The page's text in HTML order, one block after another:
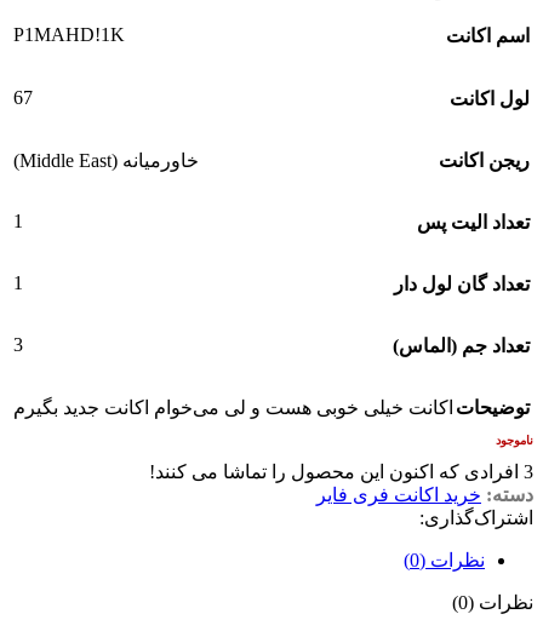
اسم اکانت P1ㅤMAHD!ㅤ1K
لول اکانت 67
ریجن اکانت خاورمیانه (Middle East)
تعداد الیت پس 1
تعداد گان لول دار 1
تعداد جم (الماس) 3
توضیحات اکانت خیلی خوبی هست و لی می‌خوام اکانت جدید بگیرم
ناموجود
3 افرادی که اکنون این محصول را تماشا می کنند!
دسته: خرید اکانت فری فایر
اشتراک‌گذاری:
نظرات (0)
نظرات (0)